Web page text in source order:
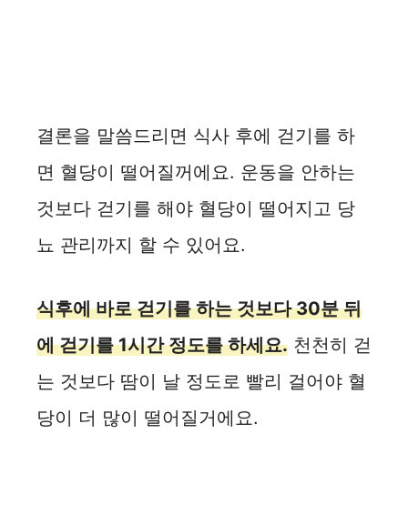
결론을 말씀드리면 식사 후에 걷기를 하
면 혈당이 떨어질꺼에요. 운동을 안하는
것보다 걷기를 해야 혈당이 떨어지고 당
뇨 관리까지 할 수 있어요.
식후에 바로 걷기를 하는 것보다 30분 뒤
에 걷기를 1시간 정도를 하세요. 천천히 걷
는 것보다 땀이 날 정도로 빨리 걸어야 혈
당이 더 많이 떨어질거에요.